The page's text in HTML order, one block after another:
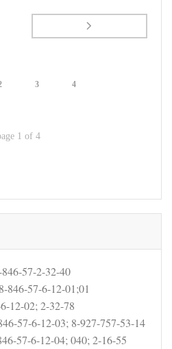
3 4
1 of 4
57-2-32-40
846-57-6-12-01;01
12-02; 2-32-78
57-6-12-03; 8-927-757-53-14
57-6-12-04; 040; 2-16-55